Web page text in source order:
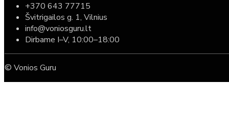
+370 643 77715
Švitrigailos g. 1, Vilnius
info@voniosguru.lt
Dirbame I–V, 10:00–18:00
© Vonios Guru